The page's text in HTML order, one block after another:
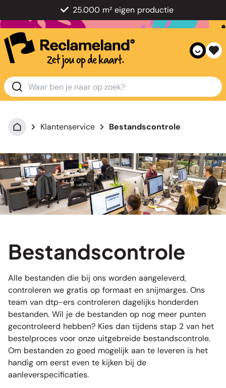
25.000 m² eigen productie
Klantenservice Bestandscontrole
Bestandscontrole
Alle bestanden die bij ons worden aangeleverd,
controleren we gratis op formaat en snijmarges. Ons
team van dtp-ers controleren dagelijks honderden
bestanden. Wil je de bestanden op nog meer punten
gecontroleerd hebben? Kies dan tijdens stap 2 van het
bestelproces voor onze uitgebreide bestandscontrole.
Om bestanden zo goed mogelijk aan te leveren is het
handig om eerst even te kijken bij de
aanleverspecificaties.